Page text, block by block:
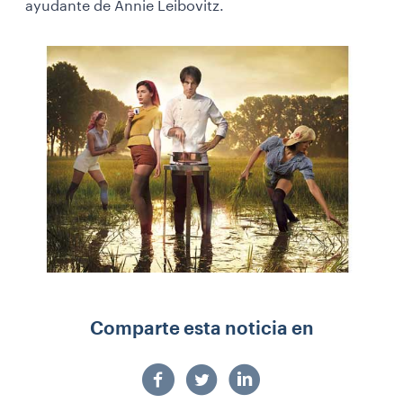
ayudante de Annie Leibovitz.
Comparte esta noticia en